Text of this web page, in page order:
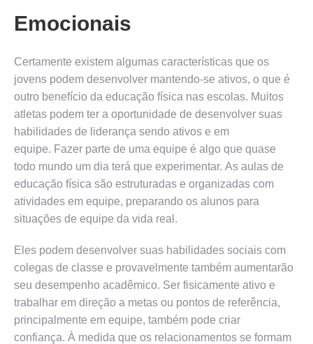
Emocionais
Certamente existem algumas características que os
jovens podem desenvolver mantendo-se ativos, o que é
outro benefício da educação física nas escolas. Muitos
atletas podem ter a oportunidade de desenvolver suas
habilidades de liderança sendo ativos e em
equipe. Fazer parte de uma equipe é algo que quase
todo mundo um dia terá que experimentar. As aulas de
educação física são estruturadas e organizadas com
atividades em equipe, preparando os alunos para
situações de equipe da vida real.
Eles podem desenvolver suas habilidades sociais com
colegas de classe e provavelmente também aumentarão
seu desempenho acadêmico. Ser fisicamente ativo e
trabalhar em direção a metas ou pontos de referência,
principalmente em equipe, também pode criar
confiança. À medida que os relacionamentos se formam